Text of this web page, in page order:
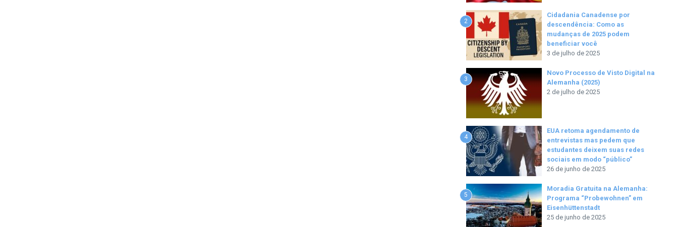
2
Cidadania Canadense por
descendência: Como as
mudanças de 2025 podem
beneficiar você
3 de julho de 2025
3
Novo Processo de Visto Digital na
Alemanha (2025)
2 de julho de 2025
4
EUA retoma agendamento de
entrevistas mas pedem que
estudantes deixem suas redes
sociais em modo “público”
26 de junho de 2025
5
Moradia Gratuita na Alemanha:
Programa “Probewohnen” em
Eisenhüttenstadt
25 de junho de 2025